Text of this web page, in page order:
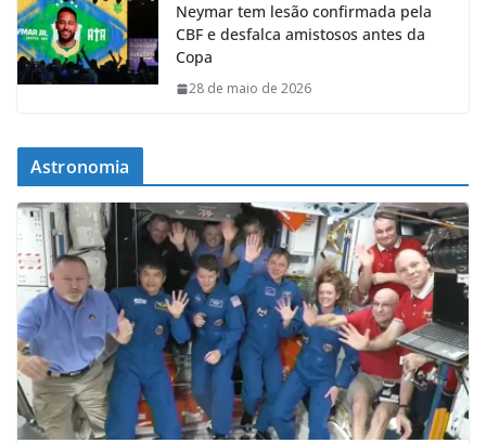
Neymar tem lesão confirmada pela
CBF e desfalca amistosos antes da
Copa
28 de maio de 2026
Astronomia